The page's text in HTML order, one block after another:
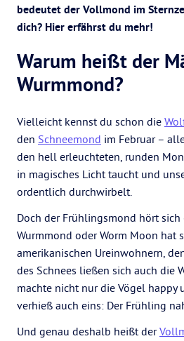
bedeutet der Vollmond im
dich? Hier erfährst du mehr!
Warum heißt der
Wurmmond?
Vielleicht kennst du schon die
den Schneemond im Februar –
den hell erleuchteten, runden
in magisches Licht taucht und
ordentlich durchwirbelt.
Doch der Frühlingsmond hört sich
Wurmmond oder Worm Moon hat
amerikanischen Ureinwohnern,
des Schnees ließen sich auch die
machte nicht nur die Vögel happy
verhieß auch eins: Der Frühling
Und genau deshalb heißt der